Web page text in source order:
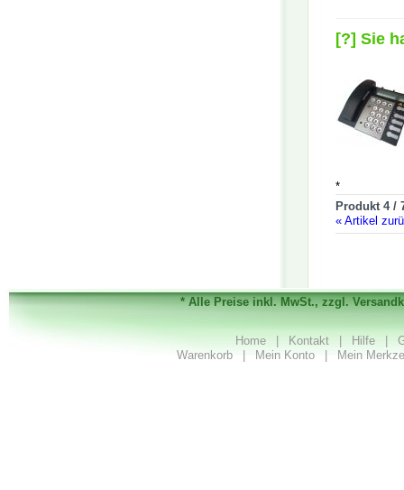
[?] Sie
*
Produkt 4 /
« Artikel
* Alle Preise inkl. MwSt., zzgl.
Home Kontakt Hilfe
Warenkorb
Mein Konto Mein